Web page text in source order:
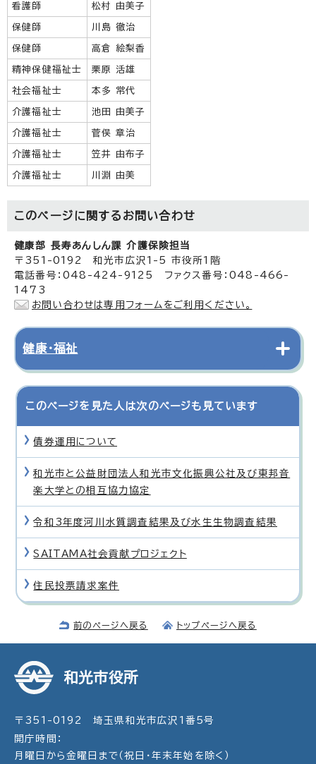
看護師 松村 由美子
保健師 川島 徹治
保健師 高倉 絵梨香
精神保健福祉士 栗原 活雄
社会福祉士 本多 常代
介護福祉士 池田 由美子
介護福祉士 菅俣 章治
介護福祉士 笠井 由布子
介護福祉士 川淵 由美
このページに関する お問い合わせ
健康部 長寿あんしん課 介護保険担当
〒351-0192 和光市広沢1-5 市役所1階
電話番号：048-424-9125 ファクス番号：048-466-
1473
お問い合わせは専用フォームをご利用ください。
健康・福祉
このページを見た人は次のページも見ています
債券運用について
和光市と公益財団法人和光市文化振興公社及び東邦音
楽大学との相互協力協定
令和3年度河川水質調査結果及び水生生物調査結果
SAITAMA社会貢献プロジェクト
住民投票請求案件
前のページへ戻る トップページへ戻る
和光市役所
〒351-0192 埼玉県和光市広沢1番5号
開庁時間：
月曜日から金曜日まで（祝日・年末年始を除く）